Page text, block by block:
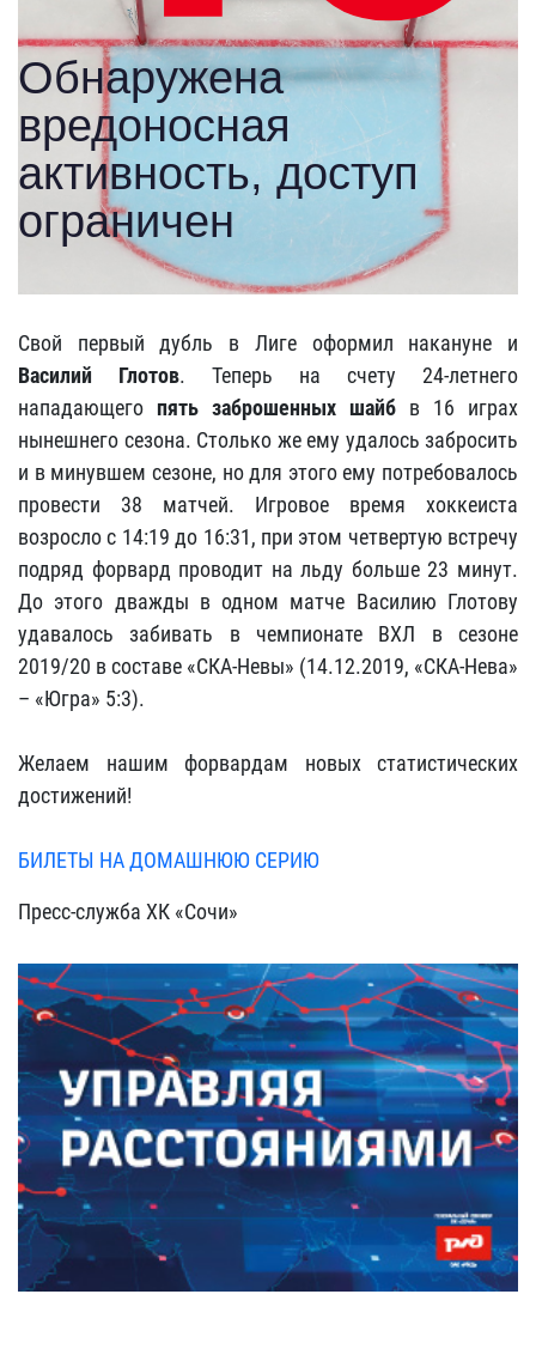
Свой первый дубль в Лиге оформил накануне и
Василий Глотов. Теперь на счету 24-летнего
нападающего пять заброшенных шайб в 16 играх
нынешнего сезона. Столько же ему удалось забросить
и в минувшем сезоне, но для этого ему потребовалось
провести 38 матчей. Игровое время хоккеиста
возросло с 14:19 до 16:31, при этом четвертую встречу
подряд форвард проводит на льду больше 23 минут.
До этого дважды в одном матче Василию Глотову
удавалось забивать в чемпионате ВХЛ в сезоне
2019/20 в составе «СКА-Невы» (14.12.2019, «СКА-Нева»
– «Югра» 5:3).
Желаем нашим форвардам новых статистических
достижений!
БИЛЕТЫ НА ДОМАШНЮЮ СЕРИЮ
Пресс-служба ХК «Сочи»